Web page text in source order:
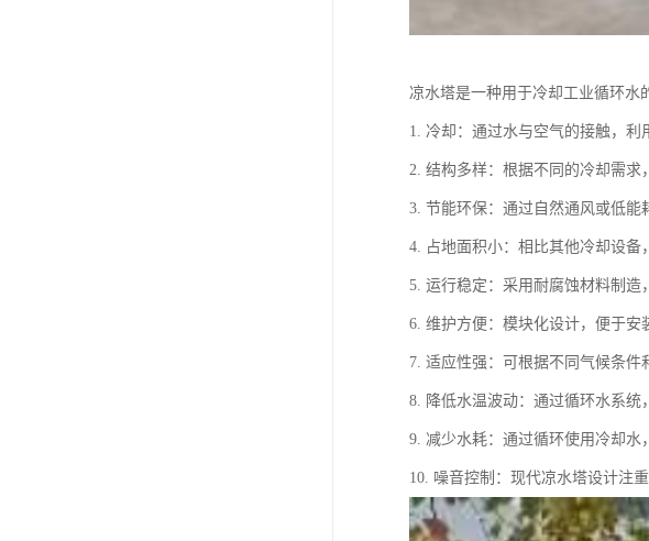
凉水塔是一种用于冷却工业循环水
1. 冷却：通过水与空气的接触，利
2. 结构多样：根据不同的冷却需求
3. 节能环保：通过自然通风或低能
4. 占地面积小：相比其他冷却设备
5. 运行稳定：采用耐腐蚀材料制造
6. 维护方便：模块化设计，便于安
7. 适应性强：可根据不同气候条件
8. 降低水温波动：通过循环水系统
9. 减少水耗：通过循环使用冷却水
10. 噪音控制：现代凉水塔设计注